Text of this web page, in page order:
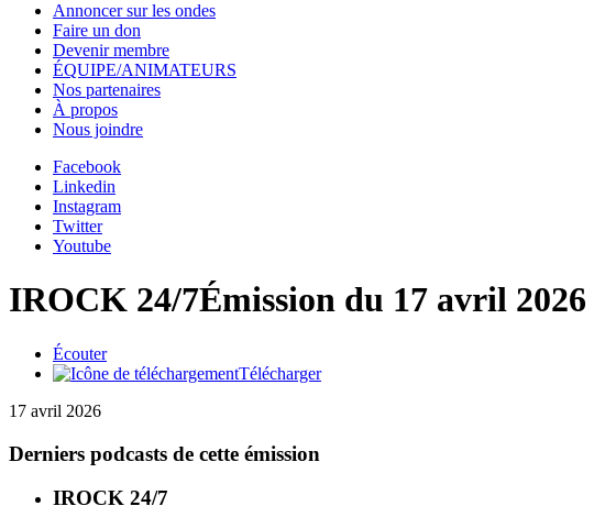
Annoncer sur les ondes
Faire un don
Devenir membre
ÉQUIPE/ANIMATEURS
Nos partenaires
À propos
Nous joindre
Facebook
Linkedin
Instagram
Twitter
Youtube
IROCK 24/7Émission du 17 avril 2026
Écouter
Télécharger
17 avril 2026
Derniers podcasts de cette émission
IROCK 24/7